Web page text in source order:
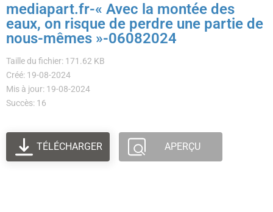
mediapart.fr-« Avec la montée des
eaux, on risque de perdre une partie de
nous-mêmes »-06082024
Taille du fichier: 171.62 KB
Créé: 19-08-2024
Mis à jour: 19-08-2024
Succès: 16
TÉLÉCHARGER APERÇU